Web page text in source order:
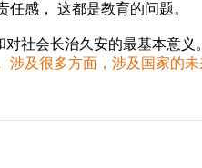
感， 这都是教育的问题。
社会长治久安的最基本意义。
及很多方面，涉及国家的未